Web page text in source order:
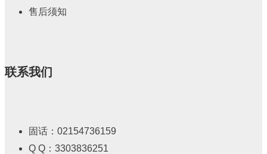
售后须知
联系我们
固话：02154736159
Q Q：3303836251